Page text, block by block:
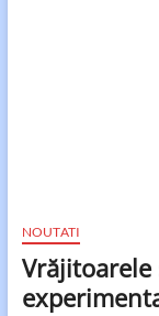
NOUTATI
Vrăjitoarele